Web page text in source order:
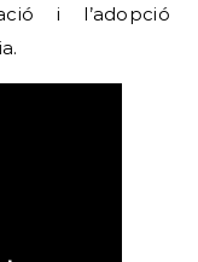
i l’adopció